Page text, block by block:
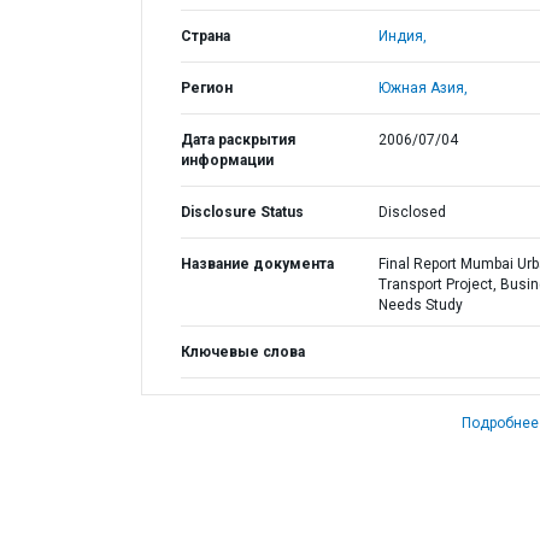
Страна Индия,
Регион Южная Азия,
Дата раскрытия
информации
2006/07/04
Disclosure Status Disclosed
Название документа
Final Report Mumbai
Transport Project,
Needs Study
Ключевые слова
Подробнее